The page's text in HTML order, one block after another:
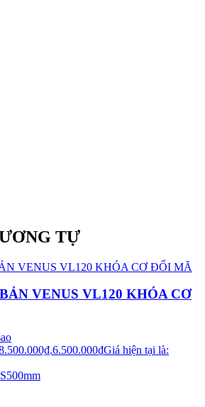
TỰ
VENUS VL120 KHÓA CƠ
6.500.000₫Giá hiện tại là: